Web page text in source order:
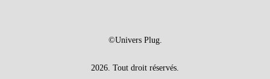
©Univers Plug.
2026. Tout droit réservés.